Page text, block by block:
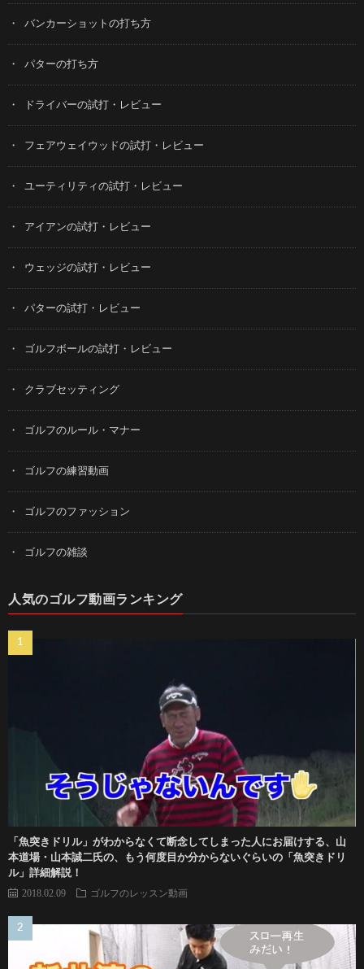
バンカーショットの打ち方
パターの打ち方
ドライバーの試打・レビュー
フェアウェイウッドの試打・レビュー
ユーティリティの試打・レビュー
アイアンの試打・レビュー
ウェッジの試打・レビュー
パターの試打・レビュー
ゴルフボールの試打・レビュー
クラブセッティング
ゴルフのルール・マナー
ゴルフの練習動画
ゴルフのファッション
ゴルフの雑談
人気のゴルフ動画ランキング
「魚突きドリル」がわからなくて断念してしまった人にお届けする、山
本道場・山本誠二氏の、もう何度目か分からないぐらいの「魚突きドリ
ル」詳細解説！
2018.02.09 ゴルフのレッスン動画